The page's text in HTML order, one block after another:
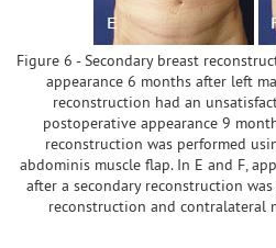
Figure 6 - Secondary breast
appearance 6 months after left
reconstruction had an
postoperative appearance 9
reconstruction was performed
abdominis muscle flap. In E and F,
after a secondary reconstruction
reconstruction and contralateral